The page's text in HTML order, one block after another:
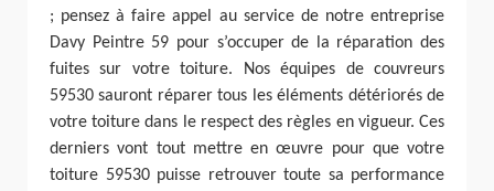
; pensez à faire appel au service de notre entreprise
Davy Peintre 59 pour s’occuper de la réparation des
fuites sur votre toiture. Nos équipes de couvreurs
59530 sauront réparer tous les éléments détériorés de
votre toiture dans le respect des règles en vigueur. Ces
derniers vont tout mettre en œuvre pour que votre
toiture 59530 puisse retrouver toute sa performance